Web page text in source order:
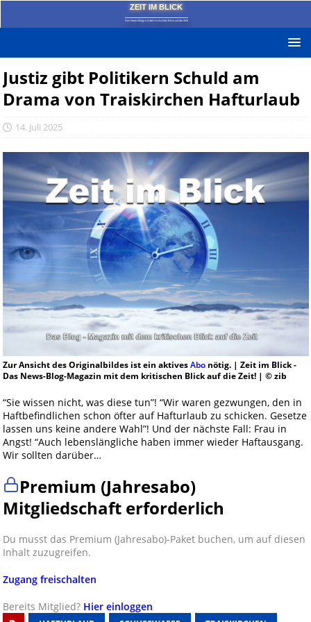
ZEIT IM BLICK
Das News-Blog mit dem kritischen Blick auf die Zeit!
Justiz gibt Politikern Schuld am
Drama von Traiskirchen Hafturlaub
14. Juli 2025
Zur Ansicht des Originalbildes ist ein aktivesAbonötig. | Zeit im Blick -
Das News-Blog-Magazin mit dem kritischen Blick auf die Zeit! | © zib
“Sie wissen nicht, was diese tun”! “Wir waren gezwungen, den in
Haftbefindlichen schon öfter auf Hafturlaub zu schicken. Gesetze
lassen uns keine andere Wahl”! Und der nächste Fall: Frau in
Angst! “Auch lebenslängliche haben immer wieder Haftausgang.
Wir sollten darüber…
Premium (Jahresabo)
Mitgliedschaft erforderlich
Du musst das Premium (Jahresabo)-Paket buchen, um auf diesen
Inhalt zuzugreifen.
Zugang freischalten
Bereits Mitglied? Hier einloggen